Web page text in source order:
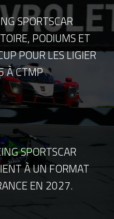
SPORTSCAR
PODIUMS ET
POUR LES LIGIER
À CTMP
SPORTSCAR
À UN FORMAT
EN 2027.